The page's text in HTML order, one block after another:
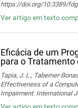
https://doi.org/10.3389/
Ver artigo em texto
Eficácia de um
para o
Tapia, J. L., Taberner-
Effectiveness of a
Impairment. International